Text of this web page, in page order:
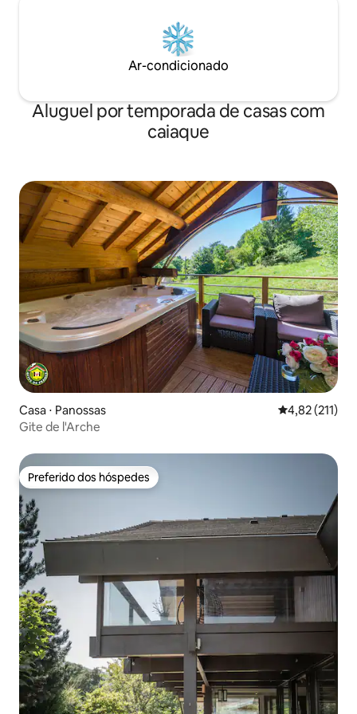
Ar-condicionado
Aluguel por temporada de casas com
caiaque
Casa ⋅ Panossas 4,82 de uma
4,82 (211)
Gite de l'Arche
Preferido dos hóspedes
Preferido dos hóspedes